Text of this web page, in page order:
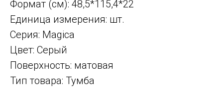
Формат (см): 48,5*115,4*22
Единица измерения: шт.
Серия: Magica
Цвет: Серый
Поверхность: матовая
Тип товара: Тумба